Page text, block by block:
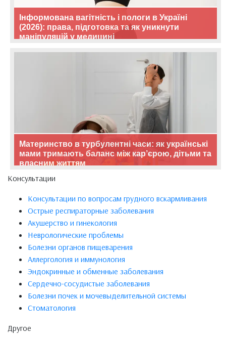
Інформована вагітність і пологи в Україні
(2026): права, підготовка та як уникнути
маніпуляцій у медицині
Материнство в турбулентні часи: як українські
мами тримають баланс між кар’єрою, дітьми та
власним життям
Консультации
Консультации по вопросам грудного вскармливания
Острые респираторные заболевания
Акушерство и гинекология
Неврологические проблемы
Болезни органов пищеварения
Аллергология и иммунология
Эндокринные и обменные заболевания
Сердечно-сосудистые заболевания
Болезни почек и мочевыделительной системы
Стоматология
Другое